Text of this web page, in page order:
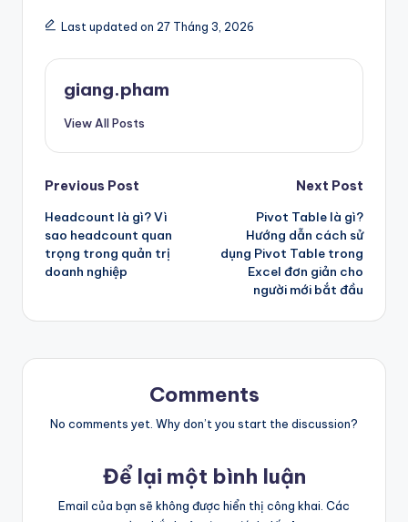
Last updated on 27 Tháng 3, 2026
giang.pham
View All Posts
Post
navigation
Previous Post
Headcount là gì? Vì
sao headcount quan
trọng trong quản trị
doanh nghiệp
Next Post
Pivot Table là gì?
Hướng dẫn cách sử
dụng Pivot Table trong
Excel đơn giản cho
người mới bắt đầu
Comments
No comments yet. Why don’t you start the discussion?
Để lại một bình luận
Email của bạn sẽ không được hiển thị công khai. Các